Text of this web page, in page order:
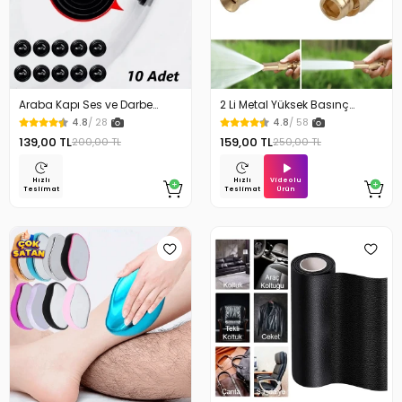
Araba Kapı Ses ve Darbe
Emici Pad 10 Adet
4.8/ 28
139,00 TL200,00 TL
Hızlı
Teslimat
2 Li Metal Yüksek Basınç
Yağmurlamalı Hortum Ucu
4.8/ 58
159,00 TL250,00 TL
Hızlı
Teslimat
Videolu
Ürün